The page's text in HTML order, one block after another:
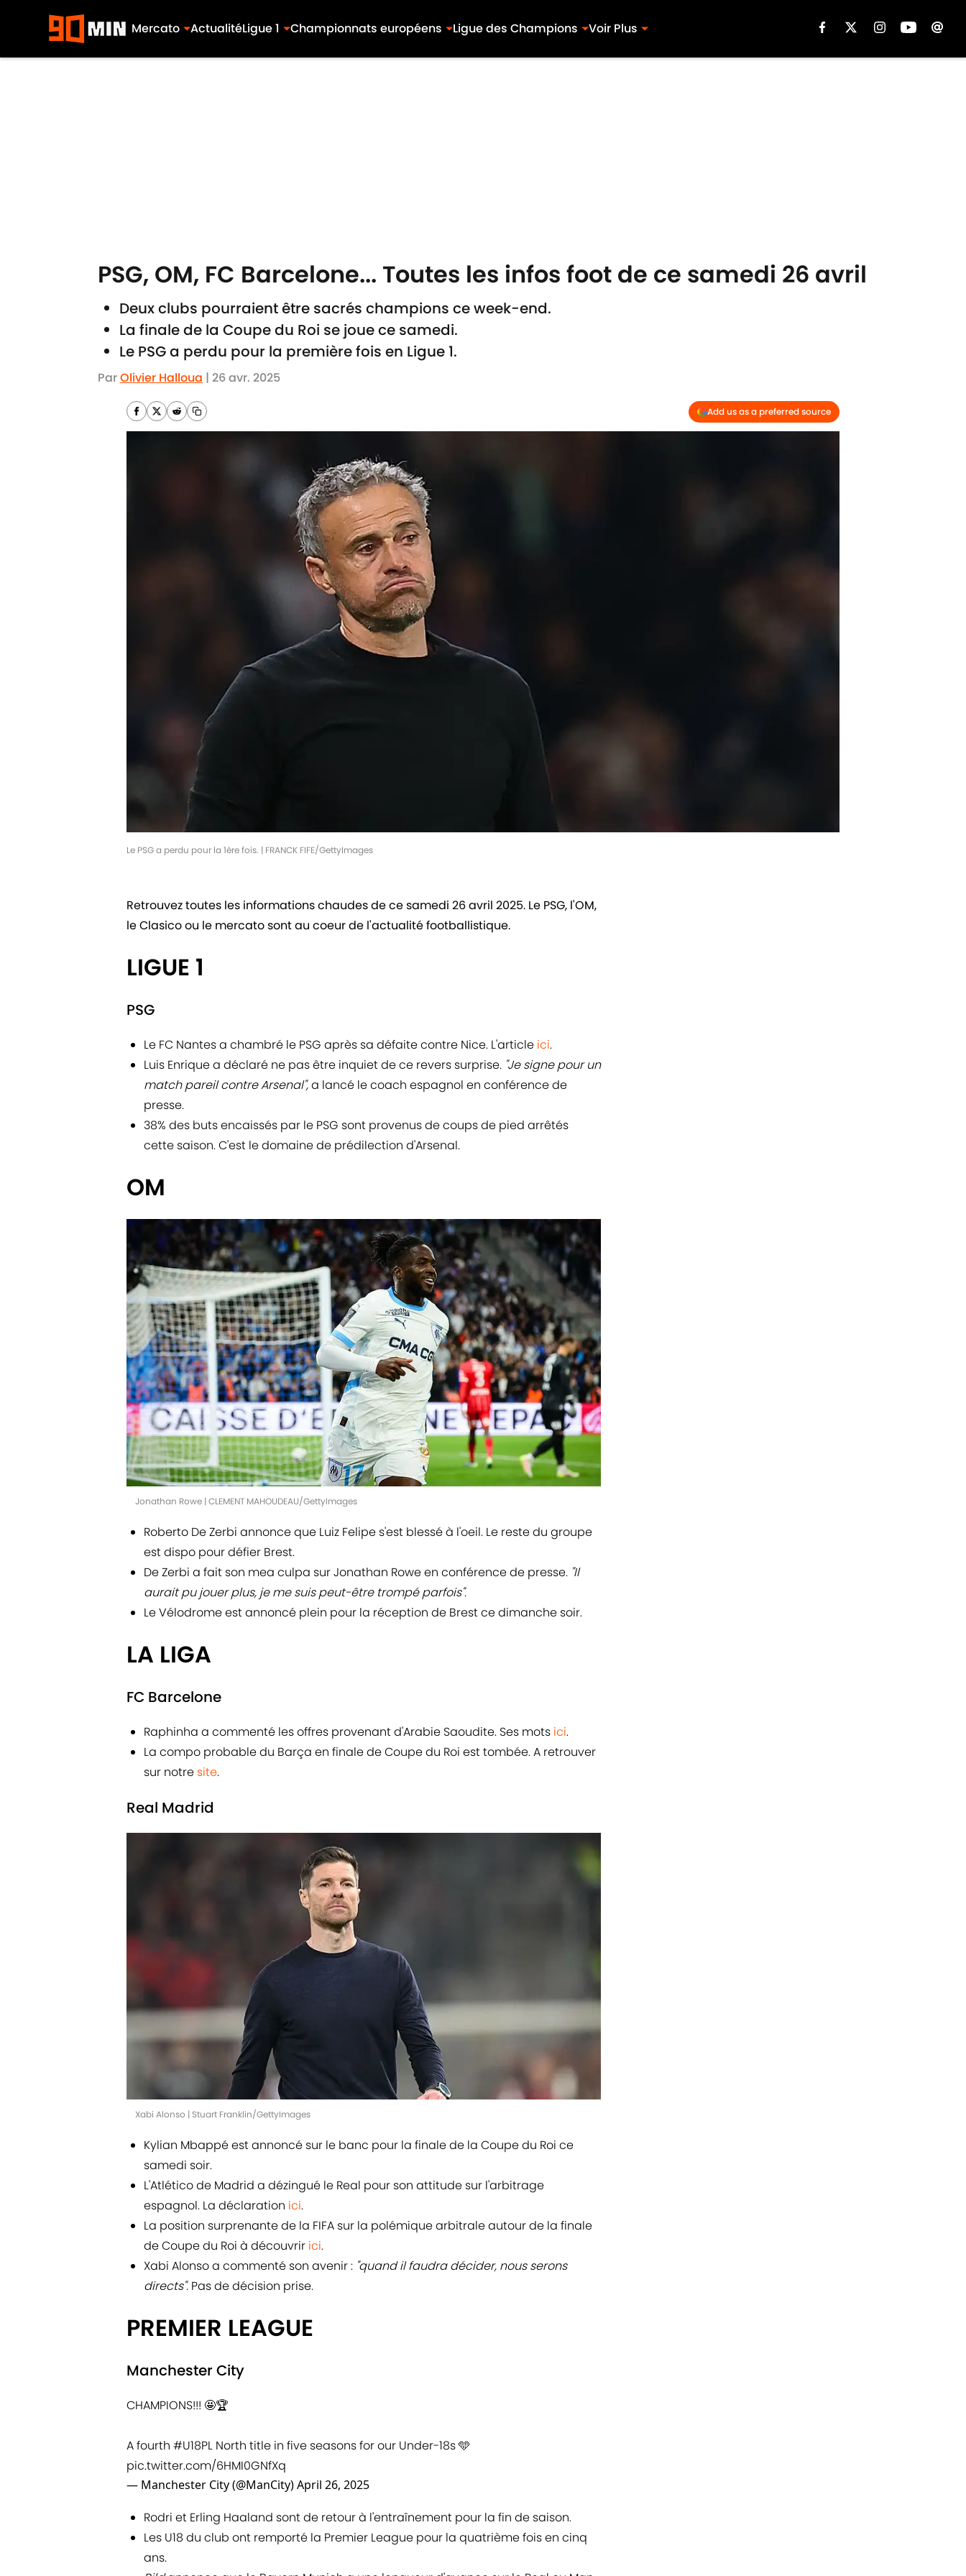
Mercato ActualitéLigue 1 Championnats européens Ligue des Champions Voir Plus
PSG, OM, FC Barcelone... Toutes les infos foot de ce samedi 26 avril
Deux clubs pourraient être sacrés champions ce week-end.
La finale de la Coupe du Roi se joue ce samedi.
Le PSG a perdu pour la première fois en Ligue 1.
ParOlivier Halloua | 26 avr. 2025
Add us as a preferred source
Le PSG a perdu pour la 1ère fois. | FRANCK FIFE/GettyImages
Retrouvez toutes les informations chaudes de ce samedi 26 avril 2025. Le PSG, l'OM,
le Clasico ou le mercato sont au coeur de l'actualité footballistique.
LIGUE 1
PSG
Le FC Nantes a chambré le PSG après sa défaite contre Nice. L'article ici.
Luis Enrique a déclaré ne pas être inquiet de ce revers surprise. "Je signe pour un
match pareil contre Arsenal",a lancé le coach espagnol en conférence de
presse.
38% des buts encaissés par le PSG sont provenus de coups de pied arrêtés
cette saison. C'est le domaine de prédilection d'Arsenal.
OM
Jonathan Rowe | CLEMENT MAHOUDEAU/GettyImages
Roberto De Zerbi annonce que Luiz Felipe s'est blessé à l'oeil. Le reste du groupe
est dispo pour défier Brest.
De Zerbi a fait son mea culpa sur Jonathan Rowe en conférence de presse. "Il
aurait pu jouer plus, je me suis peut-être trompé parfois".
Le Vélodrome est annoncé plein pour la réception de Brest ce dimanche soir.
LA LIGA
FC Barcelone
Raphinha a commenté les offres provenant d'Arabie Saoudite. Ses mots ici.
La compo probable du Barça en finale de Coupe du Roi est tombée. A retrouver
sur notre site.
Real Madrid
Xabi Alonso | Stuart Franklin/GettyImages
Kylian Mbappé est annoncé sur le banc pour la finale de la Coupe du Roi ce
samedi soir.
L'Atlético de Madrid a dézingué le Real pour son attitude sur l'arbitrage
espagnol. La déclaration ici.
La position surprenante de la FIFA sur la polémique arbitrale autour de la finale
de Coupe du Roi à découvrir ici.
Xabi Alonso a commenté son avenir : "quand il faudra décider, nous serons
directs". Pas de décision prise.
PREMIER LEAGUE
Manchester City
CHAMPIONS!!! 🤩🏆
A fourth #U18PL North title in five seasons for our Under-18s 🩵
pic.twitter.com/6HMI0GNfXq
— Manchester City (@ManCity)April 26, 2025
Rodri et Erling Haaland sont de retour à l'entraînement pour la fin de saison.
Les U18 du club ont remporté la Premier League pour la quatrième fois en cinq
ans.